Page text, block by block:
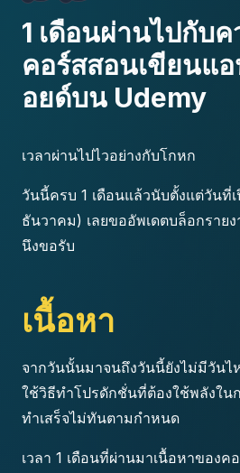
1 เดือนผ่านไปกับ
คอร์สสอนเขียนแ
อยด์บน Udemy
เวลาผ่านไปไวอย่างกับโกหก
วันนี้ครบ 1 เดือนแล้วนับตั้งแต่วันที่
ธันวาคม) เลยขออัพเดตบล็อกรา
นึงขอรับ
เนื้อหา
จากวันนั้นมาจนถึงวันนี้ยังไม่มีวันไ
ใช้วิธีทำโปรดักชั่นที่ต้องใช้พลังใน
ทำเสร็จไม่ทันตามกำหนด
เวลา 1 เดือนที่ผ่านมาเนื้อหาของค